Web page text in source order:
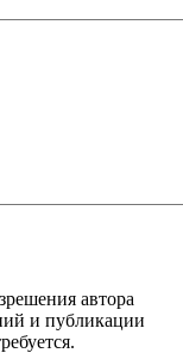
автора
и публикации